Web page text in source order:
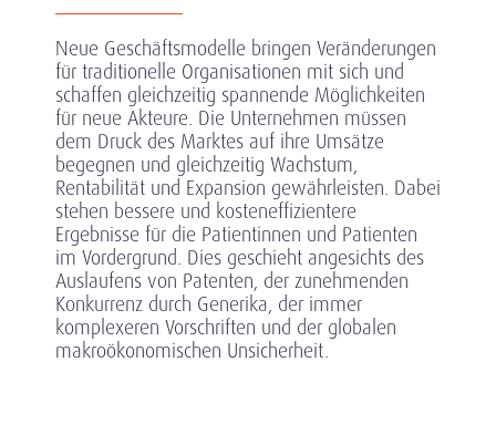
Neue Geschäftsmodelle bringen Veränderungen
für traditionelle Organisationen mit sich und
schaffen gleichzeitig spannende Möglichkeiten
für neue Akteure. Die Unternehmen müssen
dem Druck des Marktes auf ihre Umsätze
begegnen und gleichzeitig Wachstum,
Rentabilität und Expansion gewährleisten. Dabei
stehen bessere und kosteneffizientere
Ergebnisse für die Patientinnen und Patienten
im Vordergrund. Dies geschieht angesichts des
Auslaufens von Patenten, der zunehmenden
Konkurrenz durch Generika, der immer
komplexeren Vorschriften und der globalen
makroökonomischen Unsicherheit.